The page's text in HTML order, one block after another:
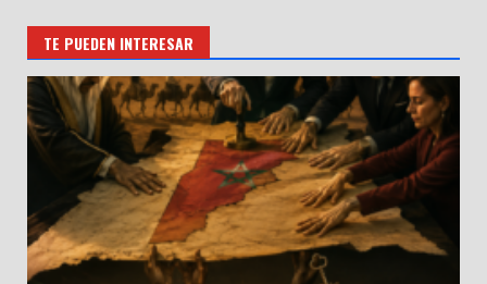
TE PUEDEN INTERESAR